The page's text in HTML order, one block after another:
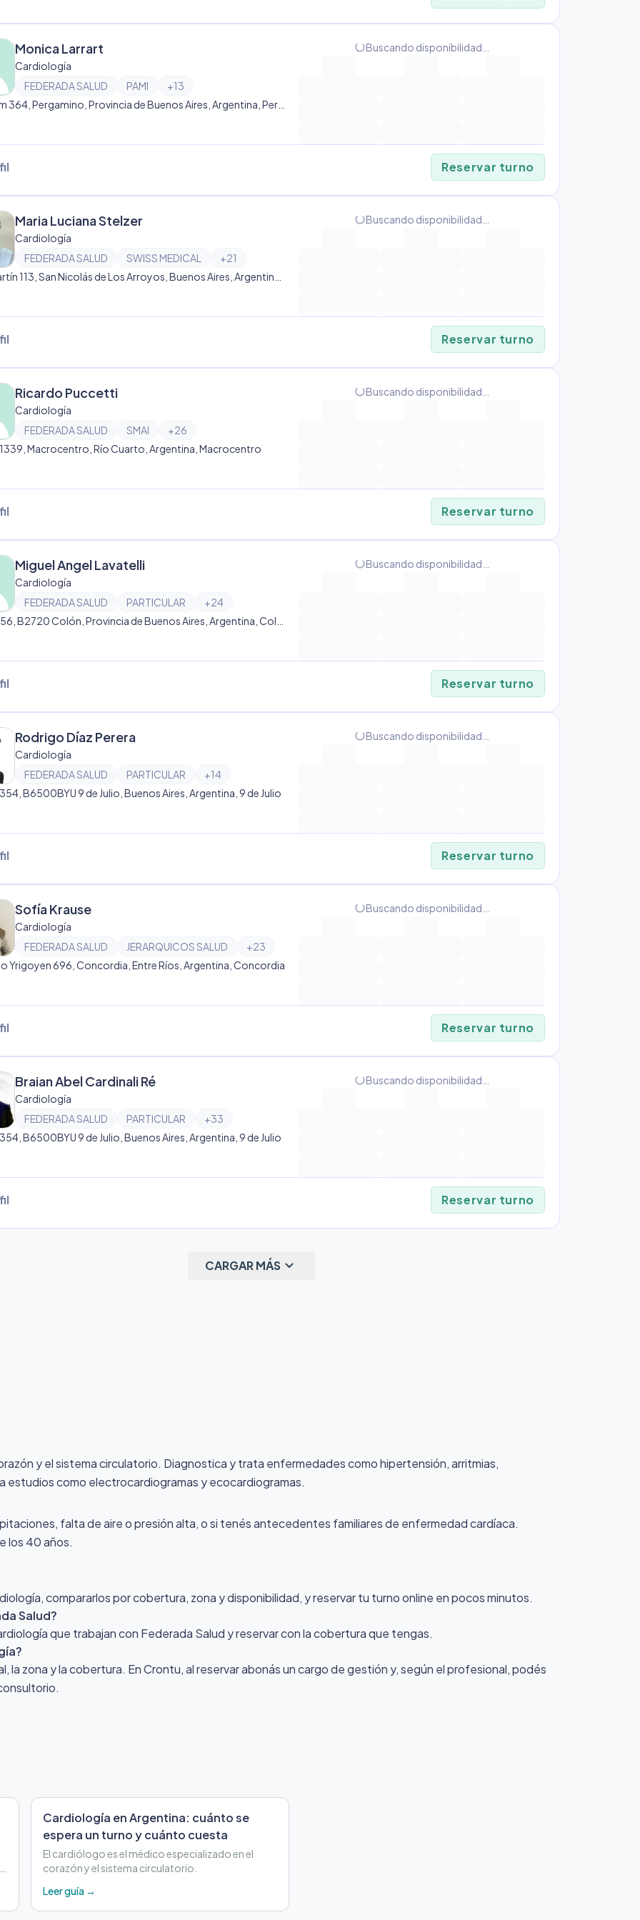
Monica Larrart
Cardiología
FEDERADA SALUD
PAMI +13
progress_activityBuscando disponibilidad…
Reservar turno
Maria Luciana Stelzer
Cardiología
FEDERADA SALUD
SWISS MEDICAL +21
progress_activityBuscando disponibilidad…
Reservar turno
Ricardo Puccetti
Cardiología
FEDERADA SALUD
SMAI +26
Macrocentro, Río Cuarto, Argentina, Macrocentro
progress_activityBuscando disponibilidad…
Reservar turno
Miguel Angel Lavatelli
Cardiología
FEDERADA SALUD
PARTICULAR +24
progress_activityBuscando disponibilidad…
Reservar turno
Rodrigo Díaz Perera
Cardiología
FEDERADA SALUD
PARTICULAR +14
B6500BYU 9 de Julio, Buenos Aires, Argentina, 9 de Julio
progress_activityBuscando disponibilidad…
Reservar turno
Sofía Krause
Cardiología
FEDERADA SALUD
JERARQUICOS SALUD +23
Yrigoyen 696, Concordia, Entre Ríos, Argentina, Concordia
progress_activityBuscando disponibilidad…
Reservar turno
Braian Abel Cardinali Ré
Cardiología
FEDERADA SALUD
PARTICULAR +33
B6500BYU 9 de Julio, Buenos Aires, Argentina, 9 de Julio
progress_activityBuscando disponibilidad…
Reservar turno
CARGAR MÁS keyboard_arrow_down
y el sistema circulatorio. Diagnostica y trata enfermedades como hipertensión, arritmias,
estudios como electrocardiogramas y ecocardiogramas.
falta de aire o presión alta, o si tenés antecedentes familiares de enfermedad cardíaca.
los 40 años.
compararlos por cobertura, zona y disponibilidad, y reservar tu turno online en pocos minutos.
Salud?
que trabajan con Federada Salud y reservar con la cobertura que tengas.
la zona y la cobertura. En Crontu, al reservar abonás un cargo de gestión y, según el profesional, podés
Cardiología en Argentina: cuánto se
espera un turno y cuánto cuesta
El cardiólogo es el médico especializado en el
corazón y el sistema circulatorio.
Leer guía →